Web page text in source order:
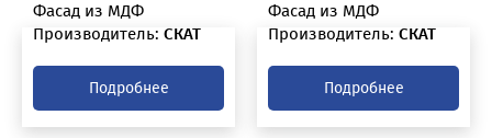
Фасад из МДФ
Производитель: СКАТ
Подробнее
Фасад из МДФ
Производитель: СКАТ
Подробнее